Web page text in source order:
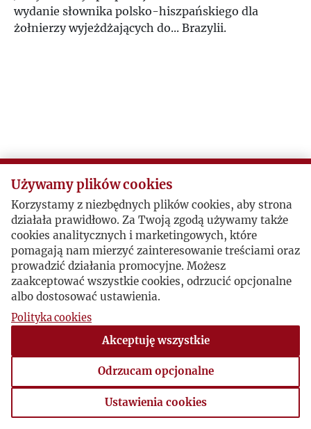
wydanie słownika polsko-hiszpańskiego dla
żołnierzy wyjeżdżających do... Brazylii.
Używamy plików cookies
Korzystamy z niezbędnych plików cookies, aby strona
działała prawidłowo. Za Twoją zgodą używamy także
cookies analitycznych i marketingowych, które
pomagają nam mierzyć zainteresowanie treściami oraz
prowadzić działania promocyjne. Możesz
zaakceptować wszystkie cookies, odrzucić opcjonalne
albo dostosować ustawienia.
Polityka cookies
Akceptuję wszystkie
Odrzucam opcjonalne
Ustawienia cookies
Ustawienia cookies